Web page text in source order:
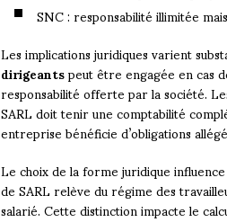
SNC : responsabilité illimitée
Les implications juridiques varient
dirigeantspeut être engagée en cas
responsabilité offerte par la société.
SARL doit tenir une comptabilité
entreprise bénéficie d’obligations
Le choix de la forme juridique
de SARL relève du régime des
salarié. Cette distinction impacte le